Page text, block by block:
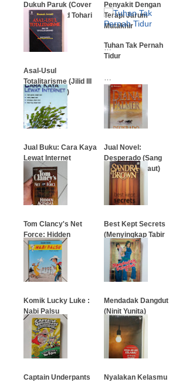
Dukuh Paruk (Cover
Film) - Ahmad Tohari
Penyakit Dengan
Terapi Jarum
Mutakhir
…
Asal-Usul
Totalitarisme (Jilid III
Totalitarisme)
…
Tuhan Tak Pernah
Tidur
…
Jual Buku: Cara Kaya
Lewat Internet
…
Jual Novel:
Desperado (Sang
Penantang Maut)
Tom Clancy's Net
Force: Hidden
Agendas
…
Best Kept Secrets
(Menyingkap Tabir
Kelam)
…
Komik Lucky Luke :
Nabi Palsu
Mendadak Dangdut
(Ninit Yunita)
…
Captain Underpants
Nyalakan Kelasmu